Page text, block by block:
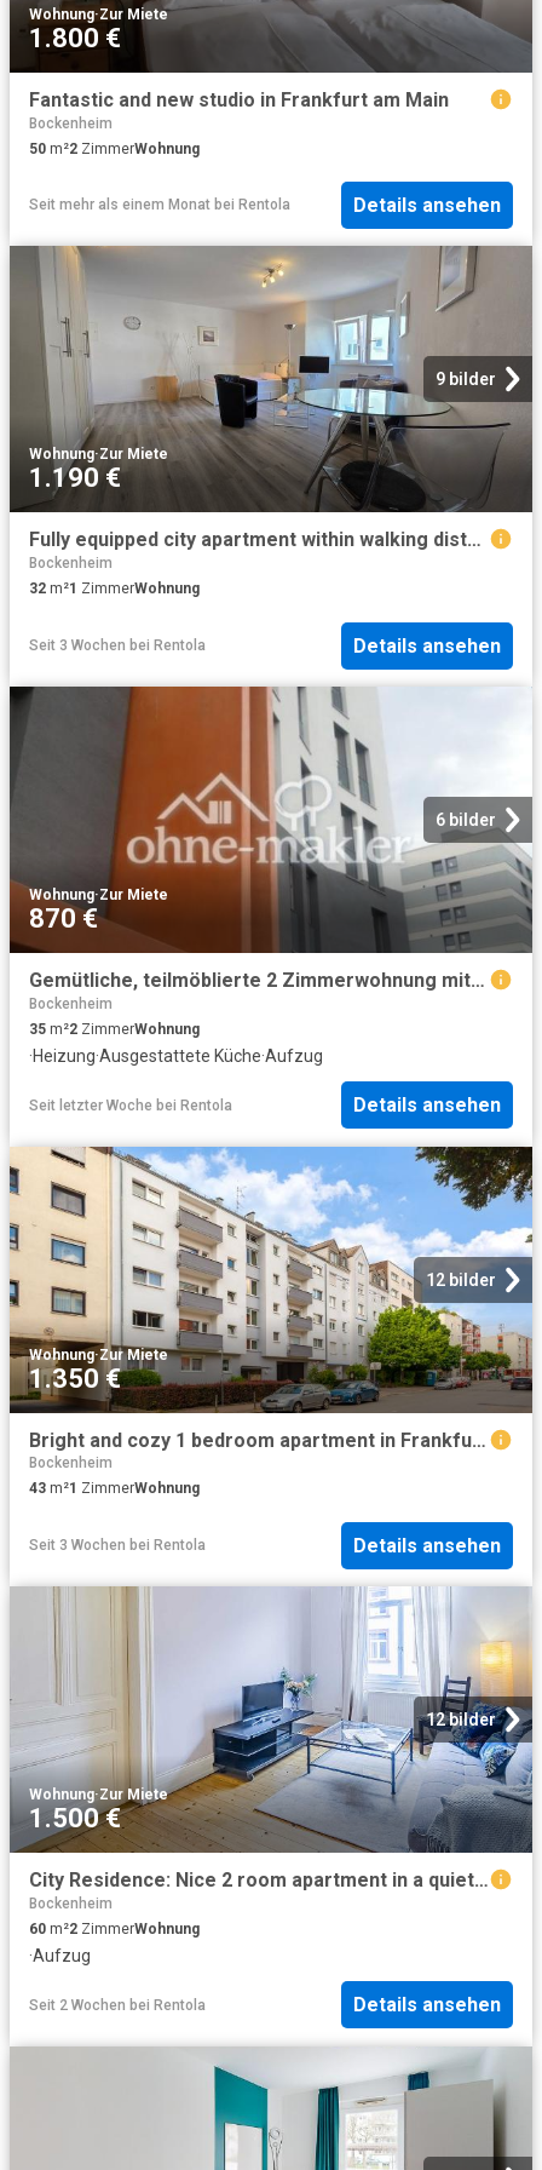
Wohnung·Zur Miete
1.800 €
Fantastic and new studio in Frankfurt am Main
Bockenheim
50 m²2 ZimmerWohnung
Seit mehr als einem Monat bei Rentola Details ansehen
9 bilder
Wohnung·Zur Miete
1.190 €
Fully equipped city apartment within walking distance of westend and with with all amenities Frankfurt Amsterdam Apartments for Rent
Bockenheim
32 m²1 ZimmerWohnung
Seit 3 Wochen bei Rentola Details ansehen
6 bilder
Wohnung·Zur Miete
870 €
Gemütliche, teilmöblierte 2 Zimmerwohnung mit Küche und Duschbad
Bockenheim
35 m²2 ZimmerWohnung
·Heizung·Ausgestattete Küche·Aufzug
Seit letzter Woche bei Rentola Details ansehen
12 bilder
Wohnung·Zur Miete
1.350 €
Bright and cozy 1 bedroom apartment in Frankfurt Bockenheim, Frankfurt Amsterdam Apartments for Rent
Bockenheim
43 m²1 ZimmerWohnung
Seit 3 Wochen bei Rentola Details ansehen
12 bilder
Wohnung·Zur Miete
1.500 €
City Residence: Nice 2 room apartment in a quiet location in Bockenheim – euhabitat
Bockenheim
60 m²2 ZimmerWohnung
·Aufzug
Seit 2 Wochen bei Rentola Details ansehen